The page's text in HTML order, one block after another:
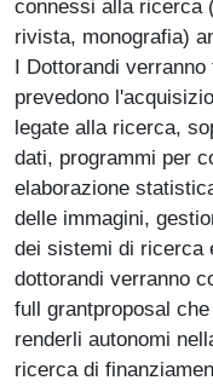
connessi alla ricerca
rivista, monografia)
I Dottorandi
prevedono
legate alla ricerca,
dati, programmi per
elaborazione
delle immagini,
dei sistemi di ricerca
dottorandi verranno
full grantproposal
renderli autonomi
ricerca di